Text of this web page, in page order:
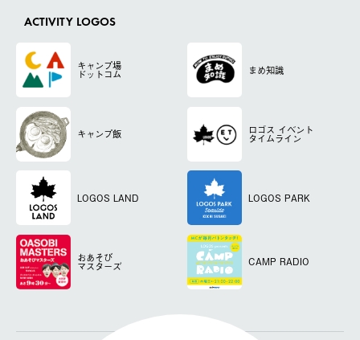
ACTIVITY LOGOS
キャンプ場
ドットコム まめ知識
キャンプ飯 ロゴス イベント
タイムライン
LOGOS LAND LOGOS PARK
おあそび
マスターズ CAMP RADIO